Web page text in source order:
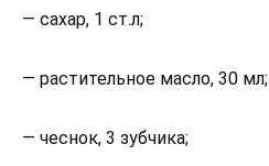
— сахар, 1 ст.л;
— растительное масло, 30 мл;
— чеснок, 3 зубчика;